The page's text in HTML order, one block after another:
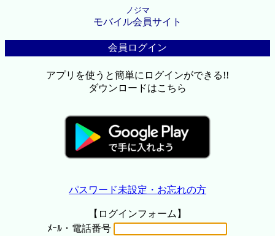
ノジマ
モバイル会員サイト
会員ログイン
アプリを使うと簡単にログインができる!!
ダウンロードはこちら
パスワード未設定・お忘れの方
【ログインフォーム】
ﾒｰﾙ・電話番号